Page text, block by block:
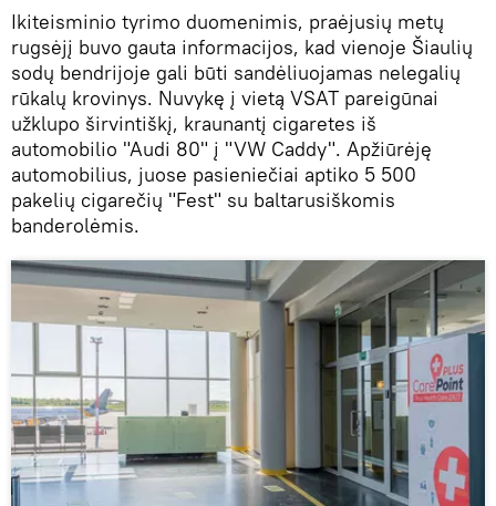
Ikiteisminio tyrimo duomenimis, praėjusių metų
rugsėjį buvo gauta informacijos, kad vienoje Šiaulių
sodų bendrijoje gali būti sandėliuojamas nelegalių
rūkalų krovinys. Nuvykę į vietą VSAT pareigūnai
užklupo širvintiškį, kraunantį cigaretes iš
automobilio "Audi 80" į "VW Caddy". Apžiūrėję
automobilius, juose pasieniečiai aptiko 5 500
pakelių cigarečių "Fest" su baltarusiškomis
banderolėmis.